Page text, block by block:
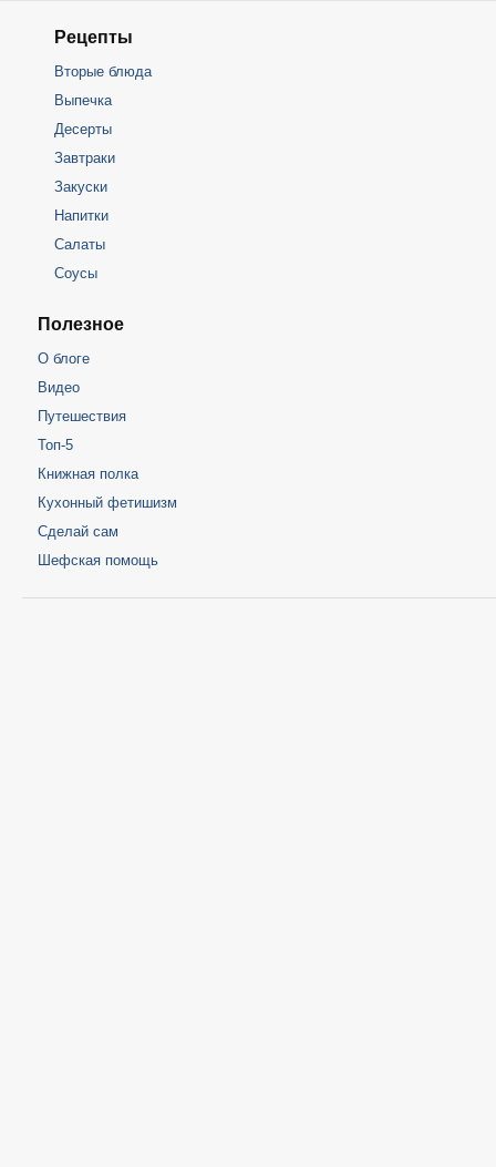
Рецепты
Вторые блюда
Выпечка
Десерты
Завтраки
Закуски
Напитки
Салаты
Соусы
Полезное
О блоге
Видео
Путешествия
Топ-5
Книжная полка
Кухонный фетишизм
Сделай сам
Шефская помощь